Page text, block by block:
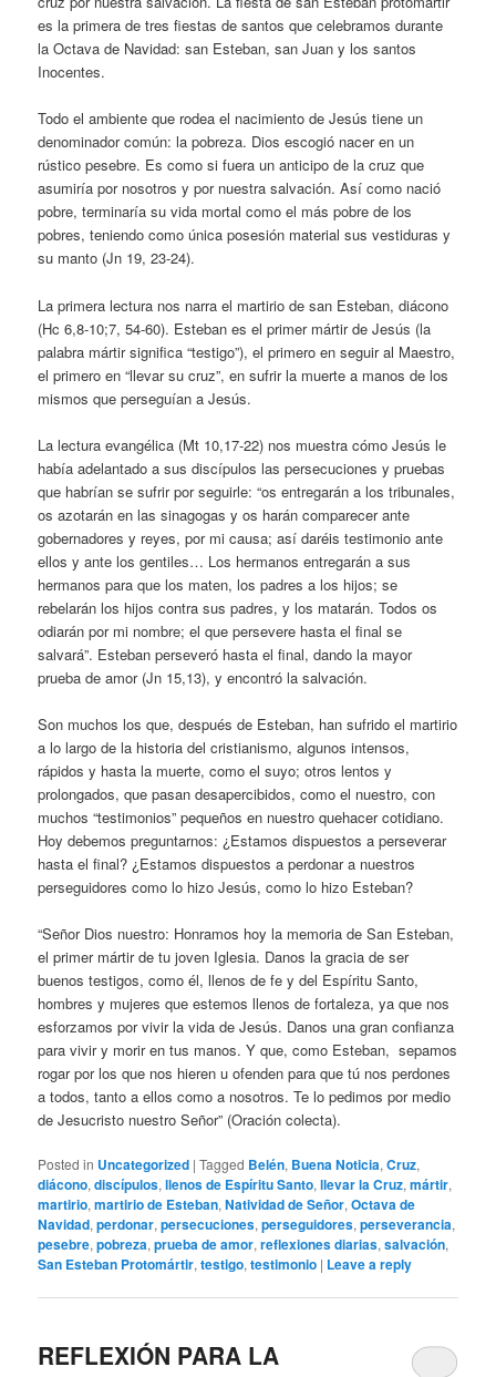
es la primera de tres fiestas de santos que celebramos durante
la Octava de Navidad: san Esteban, san Juan y los santos
Inocentes.
Todo el ambiente que rodea el nacimiento de Jesús tiene un
denominador común: la pobreza. Dios escogió nacer en un
rústico pesebre. Es como si fuera un anticipo de la cruz que
asumiría por nosotros y por nuestra salvación. Así como nació
pobre, terminaría su vida mortal como el más pobre de los
pobres, teniendo como única posesión material sus vestiduras y
su manto (Jn 19, 23-24).
La primera lectura nos narra el martirio de san Esteban, diácono
(Hc 6,8-10;7, 54-60). Esteban es el primer mártir de Jesús (la
palabra mártir significa “testigo”), el primero en seguir al Maestro,
el primero en “llevar su cruz”, en sufrir la muerte a manos de los
mismos que perseguían a Jesús.
La lectura evangélica (Mt 10,17-22) nos muestra cómo Jesús le
había adelantado a sus discípulos las persecuciones y pruebas
que habrían se sufrir por seguirle: “os entregarán a los tribunales,
os azotarán en las sinagogas y os harán comparecer ante
gobernadores y reyes, por mi causa; así daréis testimonio ante
ellos y ante los gentiles… Los hermanos entregarán a sus
hermanos para que los maten, los padres a los hijos; se
rebelarán los hijos contra sus padres, y los matarán. Todos os
odiarán por mi nombre; el que persevere hasta el final se
salvará”. Esteban perseveró hasta el final, dando la mayor
prueba de amor (Jn 15,13), y encontró la salvación.
Son muchos los que, después de Esteban, han sufrido el martirio
a lo largo de la historia del cristianismo, algunos intensos,
rápidos y hasta la muerte, como el suyo; otros lentos y
prolongados, que pasan desapercibidos, como el nuestro, con
muchos “testimonios” pequeños en nuestro quehacer cotidiano.
Hoy debemos preguntarnos: ¿Estamos dispuestos a perseverar
hasta el final? ¿Estamos dispuestos a perdonar a nuestros
perseguidores como lo hizo Jesús, como lo hizo Esteban?
“Señor Dios nuestro: Honramos hoy la memoria de San Esteban,
el primer mártir de tu joven Iglesia. Danos la gracia de ser
buenos testigos, como él, llenos de fe y del Espíritu Santo,
hombres y mujeres que estemos llenos de fortaleza, ya que nos
esforzamos por vivir la vida de Jesús. Danos una gran confianza
para vivir y morir en tus manos. Y que, como Esteban, sepamos
rogar por los que nos hieren u ofenden para que tú nos perdones
a todos, tanto a ellos como a nosotros. Te lo pedimos por medio
de Jesucristo nuestro Señor” (Oración colecta).
Posted in Uncategorized |Tagged Belén, Buena Noticia,Cruz,
diácono,discípulos,llenos de Espíritu Santo,llevar la Cruz,mártir,
martirio,martirio de Esteban,Natividad de Señor,Octava de
Navidad,perdonar,persecuciones,perseguidores,perseverancia,
pesebre,pobreza,prueba de amor,reflexiones diarias,salvación,
San Esteban Protomártir,testigo,testimonio | Leave a reply
REFLEXIÓN PARA LA